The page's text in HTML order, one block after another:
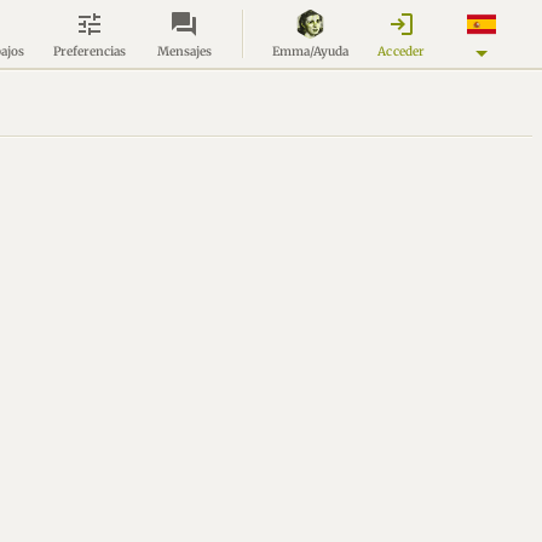
Preferencias Mensajes Emma/Ayuda
login
Acceder